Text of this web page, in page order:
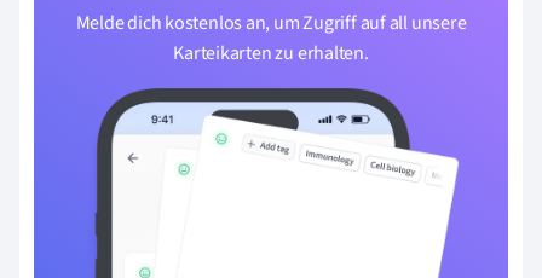
Melde dich kostenlos an, um Zugriff auf all unsere
Karteikarten zu erhalten.